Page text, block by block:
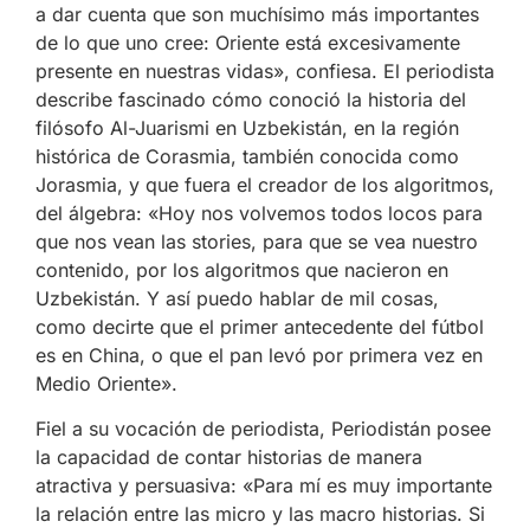
a dar cuenta que son muchísimo más importantes
de lo que uno cree: Oriente está excesivamente
presente en nuestras vidas», confiesa. El periodista
describe fascinado cómo conoció la historia del
filósofo Al-Juarismi en Uzbekistán, en la región
histórica de Corasmia, también conocida como
Jorasmia, y que fuera el creador de los algoritmos,
del álgebra: «Hoy nos volvemos todos locos para
que nos vean las stories, para que se vea nuestro
contenido, por los algoritmos que nacieron en
Uzbekistán. Y así puedo hablar de mil cosas,
como decirte que el primer antecedente del fútbol
es en China, o que el pan levó por primera vez en
Medio Oriente».
Fiel a su vocación de periodista, Periodistán posee
la capacidad de contar historias de manera
atractiva y persuasiva: «Para mí es muy importante
la relación entre las micro y las macro historias. Si